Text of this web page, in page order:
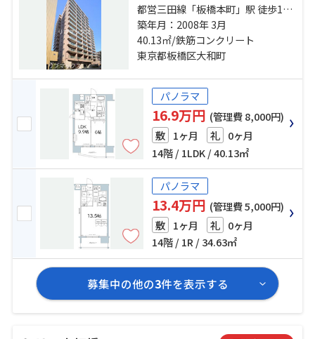
都営三田線「板橋本町」駅 徒歩1分
都営三田線「本蓮沼」駅 徒歩10分
東武東上線「中板橋」駅 徒歩18分
築年月：2008年 3月
40.13㎡/鉄筋コンクリート
東京都板橋区大和町
パノラマ
16.9万円 (管理費 8,000円)
敷 1ヶ月 礼 0ヶ月
14階 / 1LDK / 40.13㎡
パノラマ
13.4万円 (管理費 5,000円)
敷 1ヶ月 礼 0ヶ月
14階 / 1R / 34.63㎡
募集中の他の3件を表示する